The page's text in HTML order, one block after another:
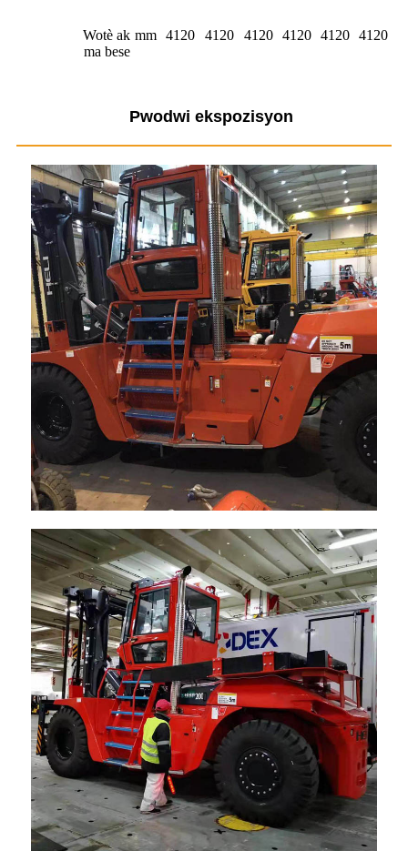
Wotè ak
ma bese
mm 4120 4120 4120 4120 4120 4120
Pwodwi ekspozisyon